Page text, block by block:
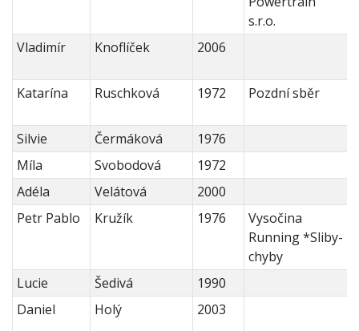
s.r.o.
Vladimír
Knoflíček 2006
Katarína Ruschková 1972 Pozdní sběr
Silvie Čermáková
1976
Míla
Svobodová
1972
Adéla
Velátová
2000
Petr Pablo
Kružík 1976
Vysočina
Running *Sliby-
chyby
Lucie
Šedivá
1990
Daniel
Holý 2003